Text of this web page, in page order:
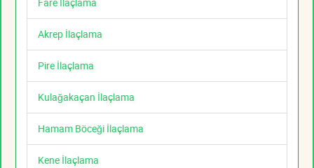
Akrep İlaçlama
Pire İlaçlama
Kulağakaçan İlaçlama
Hamam Böceği İlaçlama
Kene İlaçlama